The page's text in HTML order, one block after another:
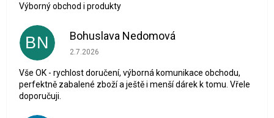
Výborný obchod i produkty
BN Bohuslava Nedomová
Hodnocení obchodu je 5 z 5 hvězdiček.
2.7.2026
Vše OK - rychlost doručení, výborná komunikace obchodu,
perfektně zabalené zboží a ještě i menší dárek k tomu. Vřele
doporučuji.